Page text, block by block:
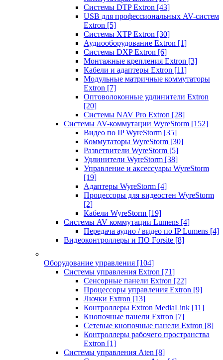
Системы DTP Extron [43]
USB для профессиональных AV-систем
Extron [5]
Системы XTP Extron [30]
Аудиооборудование Extron [1]
Системы DXP Extron [6]
Монтажные крепления Extron [3]
Кабели и адаптеры Extron [11]
Модульные матричные коммутаторы
Extron [7]
Оптоволоконные удлинители Extron
[20]
Системы NAV Pro Extron [28]
Системы AV-коммутации WyreStorm [152]
Видео по IP WyreStorm [35]
Коммутаторы WyreStorm [30]
Разветвители WyreStorm [5]
Удлинители WyreStorm [38]
Управление и аксессуары WyreStorm
[19]
Адаптеры WyreStorm [4]
Процессоры для видеостен WyreStorm
[2]
Кабели WyreStorm [19]
Системы AV коммутации Lumens [4]
Передача аудио / видео по IP Lumens [4]
Видеоконтроллеры и ПО Forsite [8]
Оборудование управления [104]
Системы управления Extron [71]
Сенсорные панели Extron [22]
Процессоры управления Extron [9]
Лючки Extron [13]
Контроллеры Extron MediaLink [11]
Кнопочные панели Extron [7]
Сетевые кнопочные панели Extron [8]
Контроллеры рабочего пространства
Extron [1]
Системы управления Aten [8]